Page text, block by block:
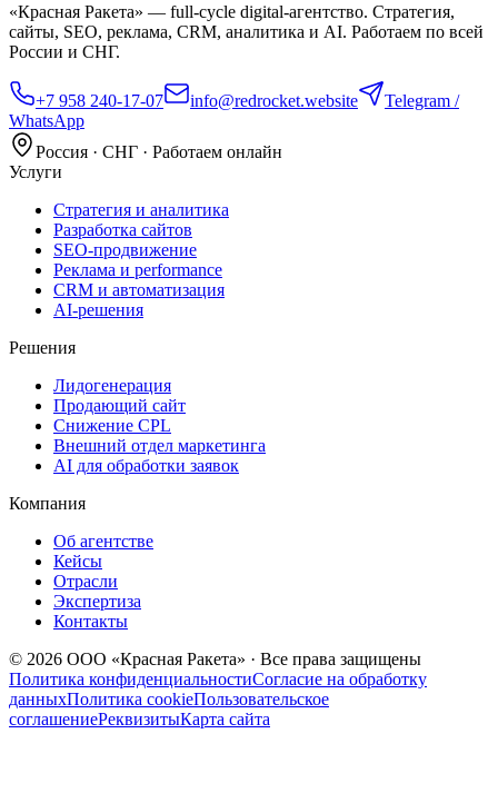
«Красная Ракета» — full‑cycle digital‑агентство. Стратегия,
сайты, SEO, реклама, CRM, аналитика и AI. Работаем по всей
России и СНГ.
+7 958 240‑17‑07 info@redrocket.website
Telegram /
WhatsApp
Россия · СНГ · Работаем онлайн
Услуги
Стратегия и аналитика
Разработка сайтов
SEO‑продвижение
Реклама и performance
CRM и автоматизация
AI‑решения
Решения
Лидогенерация
Продающий сайт
Снижение CPL
Внешний отдел маркетинга
AI для обработки заявок
Компания
Об агентстве
Кейсы
Отрасли
Экспертиза
Контакты
© 2026 ООО «Красная Ракета» · Все права защищены
Политика конфиденциальностиСогласие на обработку
данныхПолитика cookieПользовательское
соглашениеРеквизитыКарта сайта